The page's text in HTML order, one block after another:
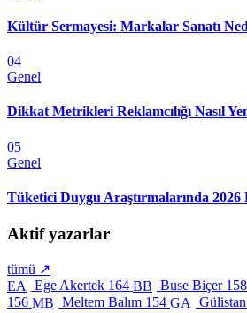
Kültür Sermayesi: Markalar Sanatı
04
Genel
Dikkat Metrikleri Reklamcılığı Nasıl
05
Genel
Tüketici Duygu Araştırmalarında 2026
Aktif yazarlar
tümü ↗
EA
Ege Akertek 164 BB Buse Biçer 158
156 MB Meltem Balım 154 GA